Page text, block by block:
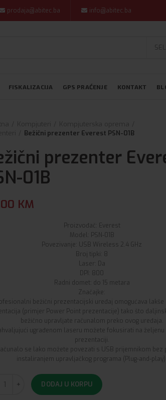
prodaja@abitec.ba info@abitec.ba
FISKALIZACIJA GPS PRAĆENJE KONTAKT
Bežični prezenter Everest PSN-01B
prezenter
01B
KM
Proizvođač: Everest
Model: PSN-01B
Povezivanje: USB Wireless 2.4 GHz
Broj tipki: 8
Laser: Da
DPI: 800
Radni domet: do 15 metara
Značajke:
bežični prezentacijski uređaj omogućava
(primjer Power Point prezentacije) tako što
bežično upravljate računalom preko ovog uređaja.
ugrađenom laseru možete fokusirati na željenu
prezentaciji.
računalo se lako možete povezati s USB prijemnikom bez
instaliranjem upravljačkog programa (Plug-and-
DODAJ U KORPU